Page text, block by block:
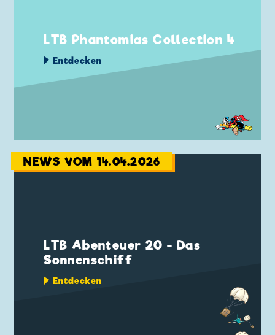
LTB Phantomias Collection 4
Entdecken
NEWS VOM 14.04.2026
LTB Abenteuer 20 - Das
Sonnenschiff
Entdecken